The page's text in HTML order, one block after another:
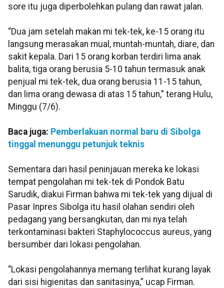
sore itu juga diperbolehkan pulang dan rawat jalan.
“Dua jam setelah makan mi tek-tek, ke-15 orang itu
langsung merasakan mual, muntah-muntah, diare, dan
sakit kepala. Dari 15 orang korban terdiri lima anak
balita, tiga orang berusia 5-10 tahun termasuk anak
penjual mi tek-tek, dua orang berusia 11-15 tahun,
dan lima orang dewasa di atas 15 tahun,” terang Hulu,
Minggu (7/6).
Baca juga: Pemberlakuan normal baru di Sibolga
tinggal menunggu petunjuk teknis
Sementara dari hasil peninjauan mereka ke lokasi
tempat pengolahan mi tek-tek di Pondok Batu
Sarudik, diakui Firman bahwa mi tek-tek yang dijual di
Pasar Inpres Sibolga itu hasil olahan sendiri oleh
pedagang yang bersangkutan, dan mi nya telah
terkontaminasi bakteri Staphylococcus aureus, yang
bersumber dari lokasi pengolahan.
“Lokasi pengolahannya memang terlihat kurang layak
dari sisi higienitas dan sanitasinya,” ucap Firman.